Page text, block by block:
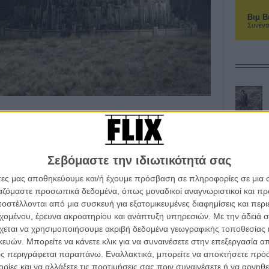
Σεβόμαστε την ιδιωτικότητά σας
μας αποθηκεύουμε και/ή έχουμε πρόσβαση σε πληροφορίες σε
προσωπικά δεδομένα, όπως μοναδικοί αναγνωριστικοί και
από μια συσκευή για εξατομικευμένες διαφημίσεις και
έρευνα ακροατηρίου και ανάπτυξη υπηρεσιών. Με την άδειά
να χρησιμοποιήσουμε ακριβή δεδομένα γεωγραφικής τοποθεσίας
Μπορείτε να κάνετε κλικ για να συναινέσετε στην επεξεργασία
περιγράφεται παραπάνω. Εναλλακτικά, μπορείτε να αποκτήσετε
και να αλλάξετε τις προτιμήσεις σας πριν συναινέσετε ή να
στις προτιμήσεις σας στο Google
του φαίνεται καταδικασμένη να αποτύχει. Ο
ναρκωμένος από τους Ορκ στον πύργο
καταδιώκει αλλά πέφτει λιπόθυμος μπροστά στην
διασκορπισμένη πλέον, αντιμετωπίζει τους
να συναντηθούν και πάλι και να ολοκληρώσουν την
Γκρίζος έχει ένα φοβερό σχέδιο για να
χώρα του Εχθρού, και να φέρουν το τέλος της
Βιμ